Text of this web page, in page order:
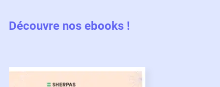
Découvre nos ebooks !